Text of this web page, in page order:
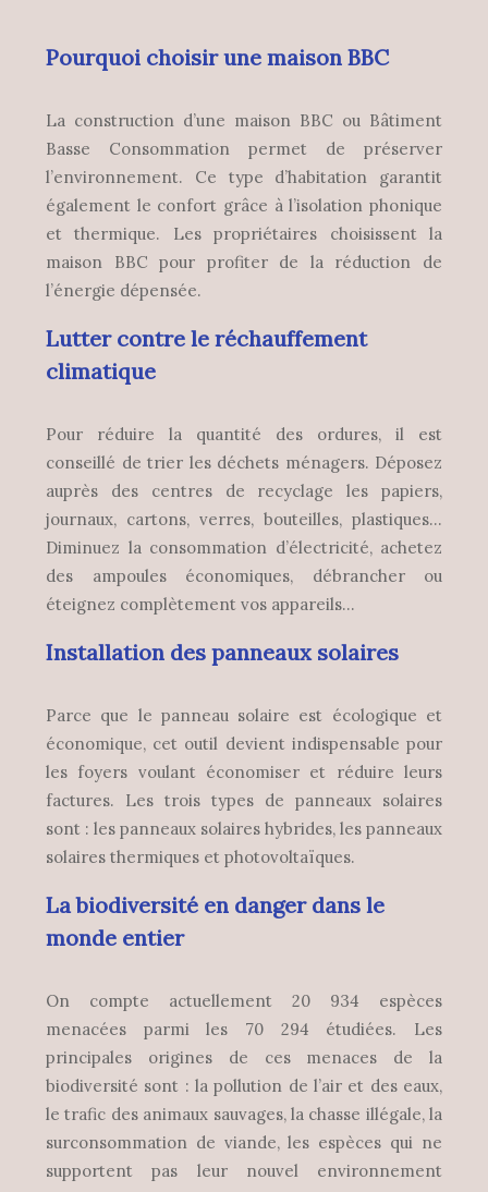
Pourquoi choisir une maison BBC
La construction d’une maison BBC ou Bâtiment
Basse Consommation permet de préserver
l’environnement. Ce type d’habitation garantit
également le confort grâce à l’isolation phonique
et thermique. Les propriétaires choisissent la
maison BBC pour profiter de la réduction de
l’énergie dépensée.
Lutter contre le réchauffement
climatique
Pour réduire la quantité des ordures, il est
conseillé de trier les déchets ménagers. Déposez
auprès des centres de recyclage les papiers,
journaux, cartons, verres, bouteilles, plastiques…
Diminuez la consommation d’électricité, achetez
des ampoules économiques, débrancher ou
éteignez complètement vos appareils…
Installation des panneaux solaires
Parce que le panneau solaire est écologique et
économique, cet outil devient indispensable pour
les foyers voulant économiser et réduire leurs
factures. Les trois types de panneaux solaires
sont : les panneaux solaires hybrides, les panneaux
solaires thermiques et photovoltaïques.
La biodiversité en danger dans le
monde entier
On compte actuellement 20 934 espèces
menacées parmi les 70 294 étudiées. Les
principales origines de ces menaces de la
biodiversité sont : la pollution de l’air et des eaux,
le trafic des animaux sauvages, la chasse illégale, la
surconsommation de viande, les espèces qui ne
supportent pas leur nouvel environnement